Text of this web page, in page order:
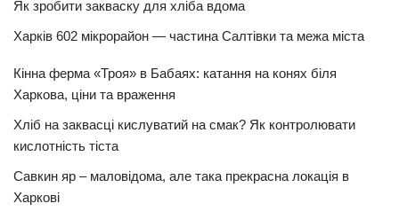
Як зробити закваску для хліба вдома
Харків 602 мікрорайон — частина Салтівки та межа міста
Кінна ферма «Троя» в Бабаях: катання на конях біля
Харкова, ціни та враження
Хліб на заквасці кислуватий на смак? Як контролювати
кислотність тіста
Савкин яр – маловідома, але така прекрасна локація в
Харкові